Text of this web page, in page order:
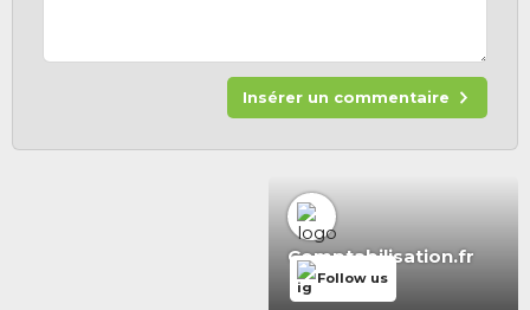
Insérer un commentaire
Comptabilisation.fr
Follow us